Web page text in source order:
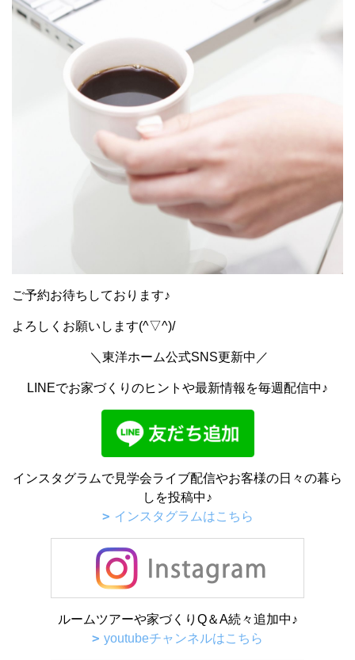
ご予約お待ちしております♪
よろしくお願いします(^▽^)/
＼東洋ホーム公式SNS更新中／
LINEでお家づくりのヒントや最新情報を毎週配信中♪
インスタグラムで見学会ライブ配信やお客様の日々の暮ら
しを投稿中♪
インスタグラムはこちら
ルームツアーや家づくりQ＆A続々追加中♪
youtubeチャンネルはこちら